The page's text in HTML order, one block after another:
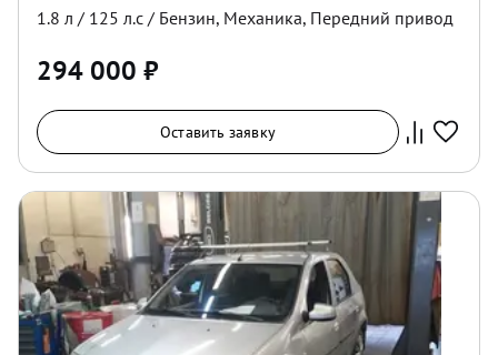
1.8 л / 125 л.с / Бензин, Механика, Передний привод
294 000 ₽
Оставить заявку